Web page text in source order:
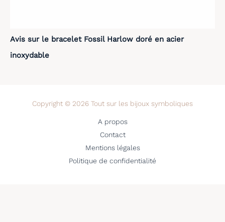
Avis sur le bracelet Fossil Harlow doré en acier
inoxydable
Copyright © 2026 Tout sur les bijoux symboliques
A propos
Contact
Mentions légales
Politique de confidentialité